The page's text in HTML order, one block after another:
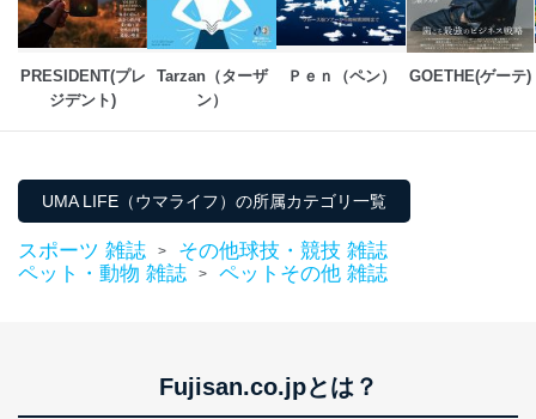
貴殿の個人情報及び当社の個人情報保護マネジメントシ
ステムに関するご相談及び苦情については以下までご連
適切、かつ迅速に対応させていただきます。
FAX：03-5459-7073
cs@fujisan.co.jp
改訂：2025年2月20日
制定：2005年4月1日
１．個人情報保護管理者
PRESIDENT(プレ
ジデント)
Tarzan（ターザ
ン）
Ｐｅｎ（ペン） GOETHE(ゲーテ)
UMA LIFE（ウマライフ）の所属カテゴリ一覧
スポーツ 雑誌 >
その他球技・競技 雑誌
ペット・動物 雑誌
> ペットその他 雑誌
Fujisan.co.jpとは？